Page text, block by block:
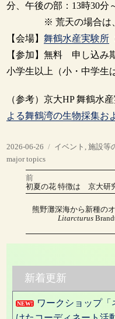
分、午後の部：13時30分
※ 荒天の場合は、9
【会場】舞鶴水産実験所
【参加】無料 申し込
小学生以上（小・中学生
（参考）京大HP 舞鶴水
よる舞鶴湾の生物採集お
投
稿
2026-06-26
カ
ゴ
リ
ー
イベント ,施設等
major topics
投
ビ
ー
シ
ョ
前
前
の
稿:
初夏の花 特徴は 京大研
次
の
熊野灘深海から新種の
Litarcturus
新着更新
NEW!
ワークショップ